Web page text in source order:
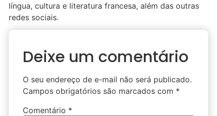
língua, cultura e literatura francesa, além das outras
redes sociais.
Deixe um comentário
O seu endereço de e-mail não será publicado.
Campos obrigatórios são marcados com *
Comentário *